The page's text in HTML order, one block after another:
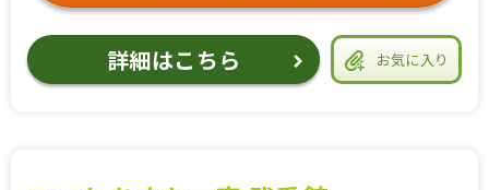
お気に入り
詳細はこちら